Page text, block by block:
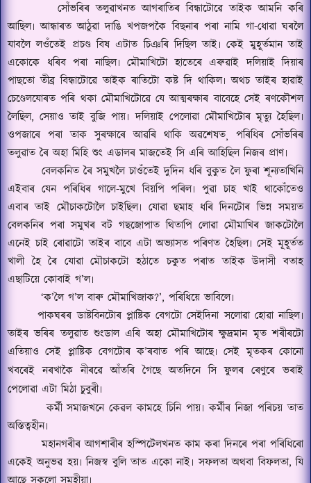
সোঁভৰিৰ তলুৱাখনত আগৰাতিৰ বিন্ধাটোৱে তাইক আমনি কৰি
আছিল৷ আন্ধাৰত আঠুৱা দাঙি খপজপকৈ বিছনাৰ পৰা নামি গা-ধোৱা ঘৰলৈ
যাবলৈ লওঁতেই প্ৰচণ্ড বিষ এটাত চিঞৰি দিছিল তাই৷ কেই মুহূৰ্তমান তাই
একোকে ধৰিব পৰা নাছিল৷ মৌমাখিটো হাতেৰে এৰুৱাই দলিয়াই দিয়াৰ
পাছতো তীব্ৰ বিন্ধাটোৱে তাইক ৰাতিটো কষ্ট দি থাকিল৷ অথচ তাইৰ হাৱাই
চেণ্ডেলযোৰত পৰি থকা মৌমাখিটোৱে যে আত্মৰক্ষাৰ বাবেহে সেই ৰণকৌশল
লৈছিল,সেয়াও তাই বুজি পায়৷ দলিয়াই পেলোৱা মৌমাখিটোৰ মৃত্যু হৈছিল৷
ওপজাৰে পৰা তাক সুৰক্ষাৰে আৱৰি থাকি অৱশেষত¸ পৰিধিৰ সোঁভৰিৰ
তলুৱাত ৰৈ অহা মিহি শুং এডালৰ মাজতেই সি এৰি আহিছিল নিজৰ প্ৰাণ৷
বেলকনিত ৰৈ সমুখলৈ চাওঁতেই দুদিন ধৰি বুকুত লৈ ফুৰা শূন্যতাখিনি
এইবাৰ যেন পৰিধিৰ গালে-মুখে বিয়পি পৰিল৷ পুৱা চাহ খাই থাকোঁতেও
এবাৰ তাই মৌচাকটোলৈ চাইছিল৷ যোৱা ছমাহ ধৰি দিনটোৰ ভিন্ন সময়ত
বেলকনিৰ পৰা সমুখৰ বট গছজোপাত থিতাপি লোৱা মৌমাখিৰ জাকটোলৈ
এনেই চাই ৰোৱাটো তাইৰ বাবে এটা অভ্যাসত পৰিণত হৈছিল৷ সেই মূহূৰ্তত
খালী হৈ ৰৈ যোৱা মৌচাকটো হঠাতে চকুত পৰাত তাইক উদাসী বতাহ
এছাটিয়ে কোবাই গ’ল৷
‘ক’লৈ গ’ল বাৰু মৌমাখিজাক?’, পৰিধিয়ে ভাবিলে৷
পাকঘৰৰ ডাষ্টবিনটোৰ প্লাষ্টিক বেগটো সেইদিনা সলোৱা হোৱা নাছিল৷
তাইৰ ভৰিৰ তলুৱাত শুংডাল এৰি অহা মৌমাখিটোৰ ক্ষুদ্ৰমান মৃত শৰীৰটো
এতিয়াও সেই প্লাষ্টিক বেগটোৰ ক’ৰবাতপৰি আছে৷ সেই মৃতকৰ কোনো
খবৰেই নৰখাকৈ নীৰৱে আঁতৰি গৈছে অতদিনে সি ফুলৰ ৰেণুৰে ভৰাই
পেলোৱা এটা মিঠা চুবুৰী৷
কৰ্মী সমাজখনে কেৱল কামহে চিনি পায়৷ কৰ্মীৰ নিজা পৰিচয় তাত
অস্তিত্বহীন৷
মহানগৰীৰ আগশাৰীৰ হস্পিটেলখনত কাম কৰা দিনৰে পৰা পৰিধিৰো
একেই অনুভৱ হয়৷ নিজস্ব বুলি তাত একো নাই৷ সফলতা অথবা বিফলতা,যি